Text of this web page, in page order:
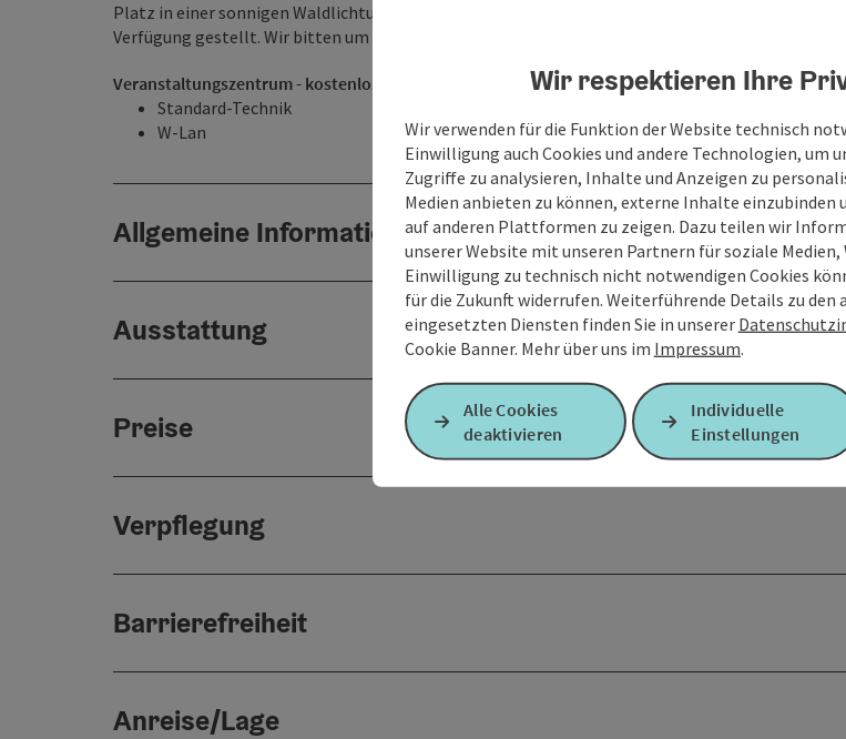
Platz in einer sonnigen Waldlichtung gelegen, wird uns freundlicher Weise von der Fam.
Verfügung gestellt. Wir bitten um einen kleinen Unkostenbeitrag für´s Mähen und Bereitstellen.
Veranstaltungszentrum - kostenlose technische Ausstattung
Standard-Technik
W-Lan
Allgemeine Informationen
Ausstattung
Preise
Verpflegung
Barrierefreiheit
Anreise/Lage
Wir respektieren Ihre
Wir verwenden für die Funktion der Website technisch
Einwilligung auch Cookies und andere Technologien, um
Zugriffe zu analysieren, Inhalte und Anzeigen zu
Medien anbieten zu können, externe Inhalte einzubinden
auf anderen Plattformen zu zeigen. Dazu teilen wir
unserer Website mit unseren Partnern für soziale Medien,
Einwilligung zu technisch nicht notwendigen Cookies
für die Zukunft widerrufen. Weiterführende Details zu den
eingesetzten Diensten finden Sie in unserer
Cookie Banner. Mehr über uns im Impressum.
Alle Cookies
deaktivieren
Individuelle
Einstellungen